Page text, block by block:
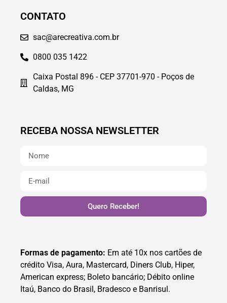
CONTATO
sac@arecreativa.com.br
0800 035 1422
Caixa Postal 896 - CEP 37701-970 - Poços de
Caldas, MG
RECEBA NOSSA NEWSLETTER
Quero Receber!
Formas de pagamento: Em até 10x nos cartões de
crédito Visa, Aura, Mastercard, Diners Club, Hiper,
American express; Boleto bancário; Débito online
Itaú, Banco do Brasil, Bradesco e Banrisul.